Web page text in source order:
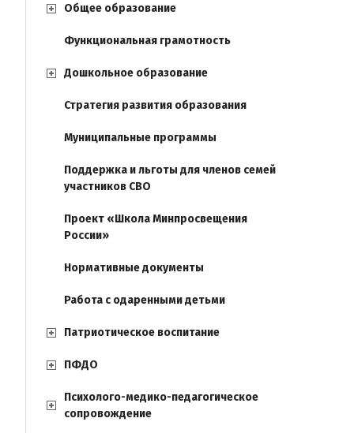
Общее образование
Функциональная грамотность
Дошкольное образование
Стратегия развития образования
Муниципальные программы
Поддержка и льготы для членов семей
участников СВО
Проект «Школа Минпросвещения
России»
Нормативные документы
Работа с одаренными детьми
Патриотическое воспитание
ПФДО
Психолого-медико-педагогическое
сопровождение